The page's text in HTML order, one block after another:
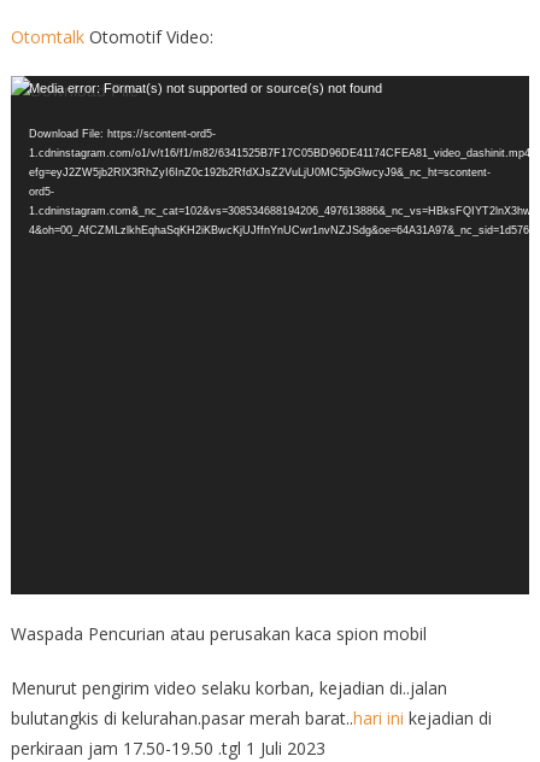
OtomtalkOtomotif Video:
Video
Media error: Format(s) not supported or source(s) not found
Download File: https://scontent-ord5-
1.cdninstagram.com/o1/v/t16/f1/m82/6341525B7F17C05BD96DE41174CFEA81_video_dashinit.mp4?
efg=eyJ2ZW5jb2RlX3RhZyI6InZ0c192b2RfdXJsZ2VuLjU0MC5jbGlwcyJ9&_nc_ht=scontent-
ord5-
Waspada Pencurian atau perusakan kaca spion mobil
Menurut pengirim video selaku korban, kejadian di..jalan
bulutangkis di kelurahan.pasar merah barat..hari ini kejadian di
perkiraan jam 17.50-19.50 .tgl 1 Juli 2023